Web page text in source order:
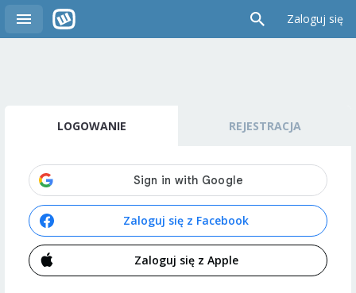
Zaloguj się
LOGOWANIE REJESTRACJA
Zaloguj się z Facebook
Zaloguj się z Apple